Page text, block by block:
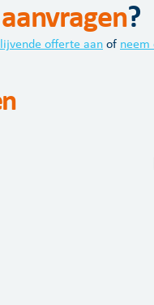
aanvragen?
offerte aan of neem